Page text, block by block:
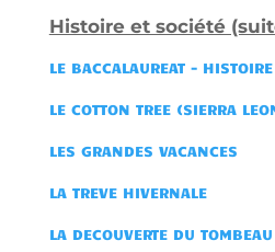
Histoire et société
LE BACCALAUREAT - HISTOIRE
LE COTTON TREE (SIERRA
LES GRANDES VACANCES
LA TREVE HIVERNALE
LA DECOUVERTE DU